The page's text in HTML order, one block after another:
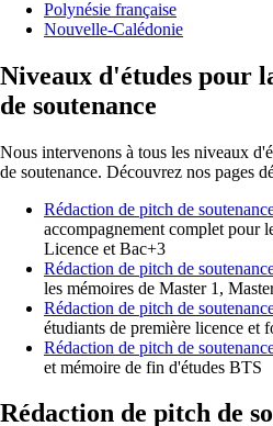
Polynésie française
Nouvelle-Calédonie
Niveaux d'études pour
de soutenance
Nous intervenons à tous les niveaux
de soutenance. Découvrez nos pages
Rédaction de pitch de
accompagnement complet pour
Licence et Bac+3
Rédaction de pitch de
les mémoires de Master 1,
Rédaction de pitch de
étudiants de première licence et
Rédaction de pitch de
et mémoire de fin d'études BTS
Rédaction de pitch de